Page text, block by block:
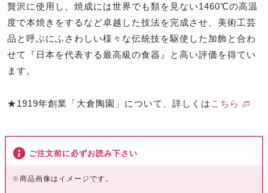
贅沢に使用し、焼成には世界でも類を見ない1460℃の高温
度で本焼きをするなど卓越した技法を完成させ、美術工芸
品と呼ぶにふさわしい様々な伝統技を駆使した加飾と合わ
せて『日本を代表する最高級の食器』と高い評価を得てい
ます。
★1919年創業「大倉陶園」について、詳しくは こちら
ご注文前に必ずお読み下さい
※商品画像はイメージです。